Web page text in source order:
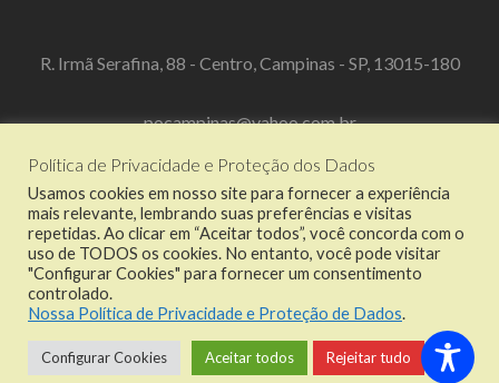
R. Irmã Serafina, 88 - Centro, Campinas - SP, 13015-180
pocampinas@yahoo.com.br
(19) 3519-3067
Link
do
Facebook
Link
do
Twitter
Link
do
Dribbble
Link
do
Instagram
© 2021 Comissão Arquidiocesana da Pastoral Operária de Campinas - SP. Todos os
direitos reservados.Política de Privacidade
Política de Privacidade e Proteção dos Dados
Usamos cookies em nosso site para fornecer a experiência
mais relevante, lembrando suas preferências e visitas
repetidas. Ao clicar em “Aceitar todos”, você concorda com o
uso de TODOS os cookies. No entanto, você pode visitar
"Configurar Cookies" para fornecer um consentimento
controlado.
Nossa Política de Privacidade e Proteção de Dados.
Configurar Cookies Aceitar todos Rejeitar tudo